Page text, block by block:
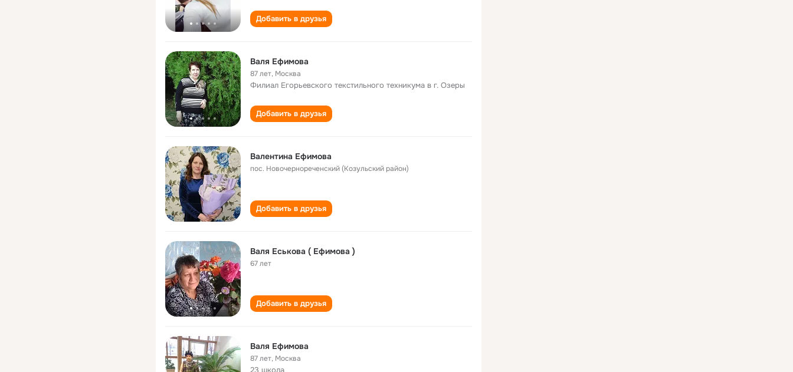
Добавить в друзья
Валя Ефимова
87 лет, Москва
Филиал Егорьевского текстильного техникума в г. Озеры
Добавить в друзья
Валентина Ефимова
пос. Новочернореченский (Козульский район)
Добавить в друзья
Валя Еськова ( Ефимова )
67 лет
Добавить в друзья
Валя Ефимова
87 лет, Москва
23 школа